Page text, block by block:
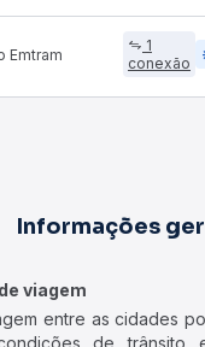
Emtram
1
conexão
Informações
viagem
entre as cidades
de